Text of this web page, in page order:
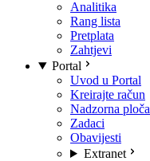
Analitika
Rang lista
Pretplata
Zahtjevi
Portal
Uvod u Portal
Kreirajte račun
Nadzorna ploča
Zadaci
Obavijesti
Extranet